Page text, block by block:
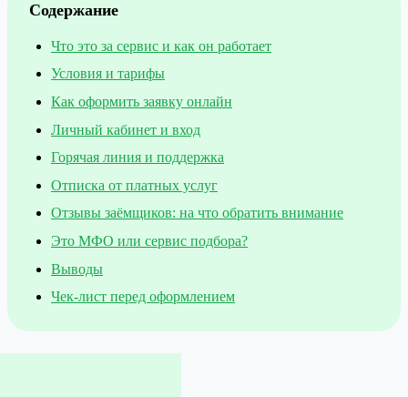
Содержание
Что это за сервис и как он работает
Условия и тарифы
Как оформить заявку онлайн
Личный кабинет и вход
Горячая линия и поддержка
Отписка от платных услуг
Отзывы заёмщиков: на что обратить внимание
Это МФО или сервис подбора?
Выводы
Чек-лист перед оформлением